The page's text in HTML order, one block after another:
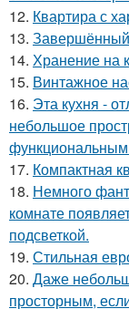
12. Квартира с
13. Завершённый
14. Хранение на
15. Винтажное
16. Эта кухня -
небольшое
17. Компактная
18. Немного
комнате
подсветкой.
19. Стильная
20. Даже
просторным,